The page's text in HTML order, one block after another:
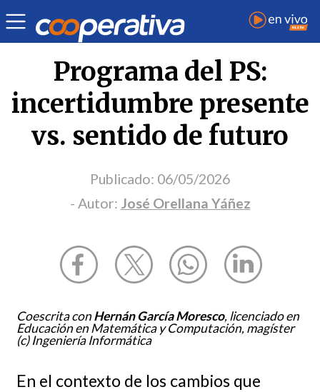
Opinión | José Orellana Yáñez
Programa del PS:
incertidumbre presente
vs. sentido de futuro
Publicado: 06/05/2026
- Autor: José Orellana Yáñez
Coescrita conHernán García Moresco, licenciado en
Educación en Matemática y Computación, magíster
(c) Ingeniería Informática
En el contexto de los cambios que